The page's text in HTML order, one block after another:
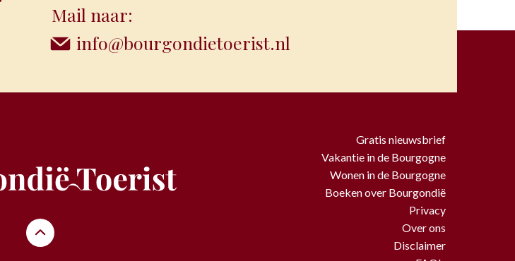
Mail naar:
info@bourgondietoerist.nl
Gratis nieuwsbrief
Vakantie in de Bourgogne
Wonen in de Bourgogne
Boeken over Bourgondië
Privacy
Over ons
Disclaimer